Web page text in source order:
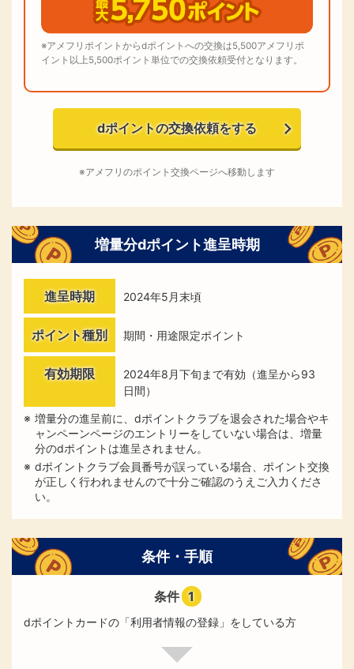
※アメフリポイントからdポイントへの交換は5,500アメフリポ
イント以上5,500ポイント単位での交換依頼受付となります。
dポイントの交換依頼をする
※アメフリのポイント交換ページへ移動します
増量分dポイント進呈時期
進呈時期 2024年5月末頃
ポイント種別 期間・用途限定ポイント
有効期限
2024年8月下旬まで有効（進呈から93
日間）
増量分の進呈前に、dポイントクラブを退会された場合やキ
ャンペーンページのエントリーをしていない場合は、増量
分のdポイントは進呈されません。
dポイントクラブ会員番号が誤っている場合、ポイント交換
が正しく行われませんので十分ご確認のうえご入力くださ
い。
条件・手順
条件 1
dポイントカードの「利用者情報の登録」をしている方